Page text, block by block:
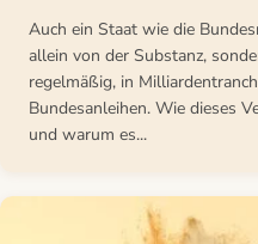
Auch ein Staat wie die
allein von der Substanz,
regelmäßig, in
Bundesanleihen. Wie dieses
und warum es...